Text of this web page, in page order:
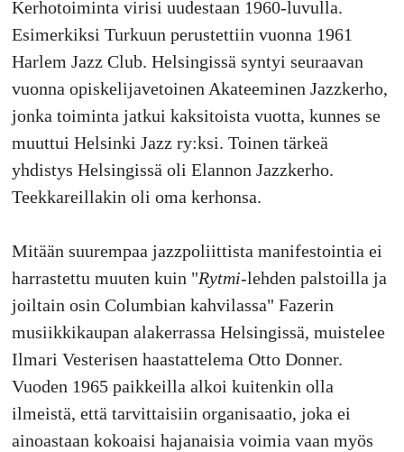
Kerhotoiminta virisi uudestaan 1960-luvulla.
Esimerkiksi Turkuun perustettiin vuonna 1961
Harlem Jazz Club. Helsingissä syntyi seuraavan
vuonna opiskelijavetoinen Akateeminen Jazzkerho,
jonka toiminta jatkui kaksitoista vuotta, kunnes se
muuttui Helsinki Jazz ry:ksi. Toinen tärkeä
yhdistys Helsingissä oli Elannon Jazzkerho.
Teekkareillakin oli oma kerhonsa.
Mitään suurempaa jazzpoliittista manifestointia ei
harrastettu muuten kuin "Rytmi-lehden palstoilla ja
joiltain osin Columbian kahvilassa" Fazerin
musiikkikaupan alakerrassa Helsingissä, muistelee
Ilmari Vesterisen haastattelema Otto Donner.
Vuoden 1965 paikkeilla alkoi kuitenkin olla
ilmeistä, että tarvittaisiin organisaatio, joka ei
ainoastaan kokoaisi hajanaisia voimia vaan myös